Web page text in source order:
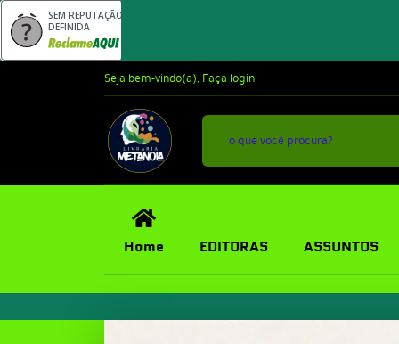
SEM REPUTAÇÃO
DEFINIDA
Seja bem-vindo(a), Faça login
Home EDITORAS ASSUNTOS